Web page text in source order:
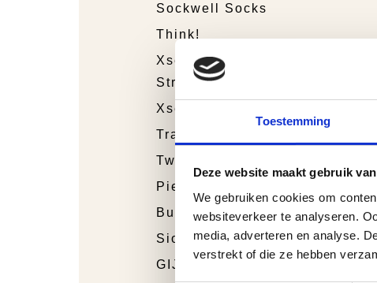
Toestemming
Deze website maakt gebruik
We gebruiken cookies om
websiteverkeer te analyseren.
media, adverteren en analyse.
verstrekt of die ze hebben
Sockwell Socks
Think!
Xsensible
Stretchwalker
Xsensible
Trackstyle
Twins
Piedro Sport
Bunnies Junior
Sioux
GIJS